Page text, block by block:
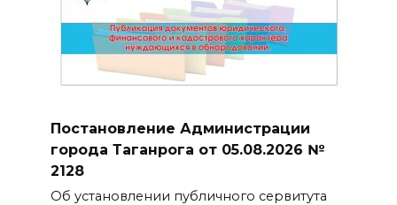
Постановление Администрации
города Таганрога от 05.08.2026 №
2128
Об установлении публичного сервитута